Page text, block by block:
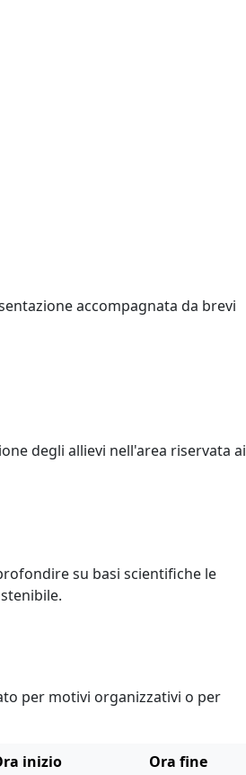
accompagnata da brevi
degli allievi nell'area riservata ai
su basi scientifiche le
per motivi organizzativi o per
inizio
Ora fine